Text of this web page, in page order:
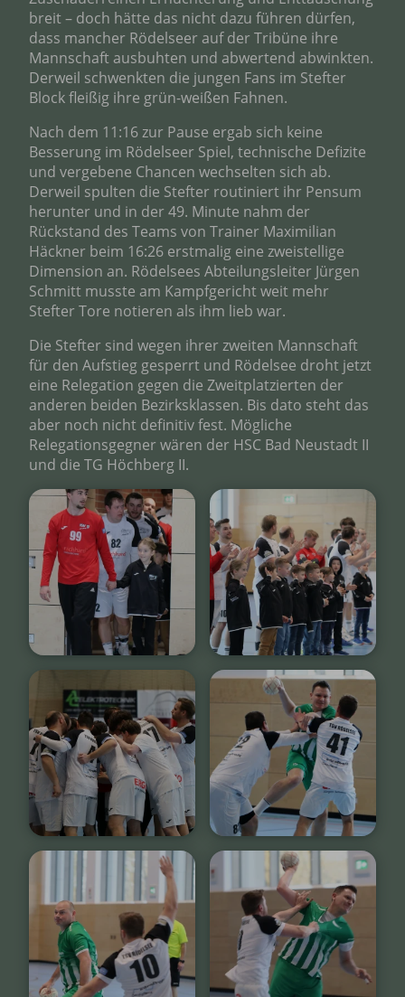
breit – doch hätte das nicht dazu führen dürfen,
dass mancher Rödelseer auf der Tribüne ihre
Mannschaft ausbuhten und abwertend abwinkten.
Derweil schwenkten die jungen Fans im Stefter
Block fleißig ihre grün-weißen Fahnen.
Nach dem 11:16 zur Pause ergab sich keine
Besserung im Rödelseer Spiel, technische Defizite
und vergebene Chancen wechselten sich ab.
Derweil spulten die Stefter routiniert ihr Pensum
herunter und in der 49. Minute nahm der
Rückstand des Teams von Trainer Maximilian
Häckner beim 16:26 erstmalig eine zweistellige
Dimension an. Rödelsees Abteilungsleiter Jürgen
Schmitt musste am Kampfgericht weit mehr
Stefter Tore notieren als ihm lieb war.
Die Stefter sind wegen ihrer zweiten Mannschaft
für den Aufstieg gesperrt und Rödelsee droht jetzt
eine Relegation gegen die Zweitplatzierten der
anderen beiden Bezirksklassen. Bis dato steht das
aber noch nicht definitiv fest. Mögliche
Relegationsgegner wären der HSC Bad Neustadt II
und die TG Höchberg II.